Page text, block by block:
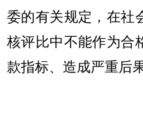
委的有关规定，在社
核评比中不能作为合
款指标、造成严重后